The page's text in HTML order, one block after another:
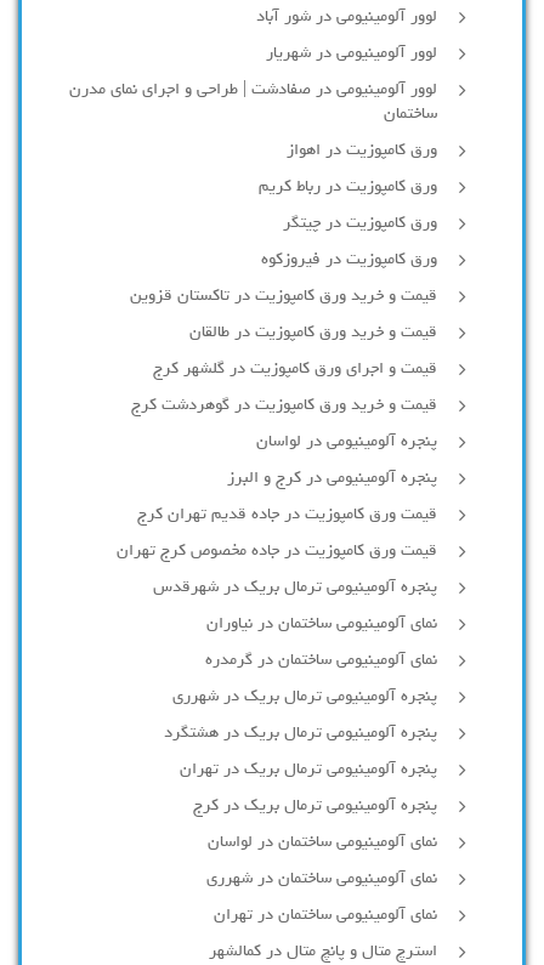
لوور آلومینیومی در شور آباد
لوور آلومينيومي در شهريار
لوور آلومینیومی در صفادشت | طراحی و اجرای نمای مدرن
ساختمان
ورق کامپوزیت در اهواز
ورق کامپوزیت در رباط کریم
ورق کامپوزیت در چیتگر
ورق کامپوزیت در فیروزکوه
قیمت و خرید ورق کامپوزیت در تاکستان قزوین
قیمت و خرید ورق کامپوزیت در طالقان
قیمت و اجرای ورق کامپوزیت در گلشهر کرج
قیمت و خرید ورق کامپوزیت در گوهردشت کرج
پنجره آلومینیومی در لواسان
پنجره آلومینیومی در کرج و البرز
قیمت ورق کامپوزیت در جاده قدیم تهران کرج
قیمت ورق کامپوزیت در جاده مخصوص کرج تهران
پنجره آلومینیومی ترمال بریک در شهرقدس
نمای آلومینیومی ساختمان در نیاوران
نمای آلومینیومی ساختمان در گرمدره
پنجره آلومینیومی ترمال بریک در شهرری
پنجره آلومینیومی ترمال بریک در هشتگرد
پنجره آلومینیومی ترمال بریک در تهران
پنجره آلومینیومی ترمال بریک در کرج
نمای آلومینیومی ساختمان در لواسان
نمای آلومینیومی ساختمان در شهرری
نمای آلومینیومی ساختمان در تهران
استرچ متال و پانچ متال در کمالشهر